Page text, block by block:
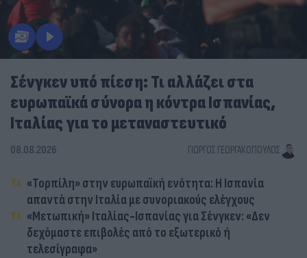
Σένγκεν υπό πίεση: Τι αλλάζει στα
ευρωπαϊκά σύνορα η κόντρα Ισπανίας,
Ιταλίας για το μεταναστευτικό
08.08.2026 ΓΙΏΡΓΟΣ ΓΕΩΡΓΑΚΌΠΟΥΛΟΣ
«Τορπίλη» στην ευρωπαϊκή ενότητα: Η Ισπανία
απαντά στην Ιταλία με συνοριακούς ελέγχους
«Μετωπική» Ιταλίας-Ισπανίας για Σένγκεν: «Δεν
δεχόμαστε επιβολές από το εξωτερικό ή
τελεσίγραφα»